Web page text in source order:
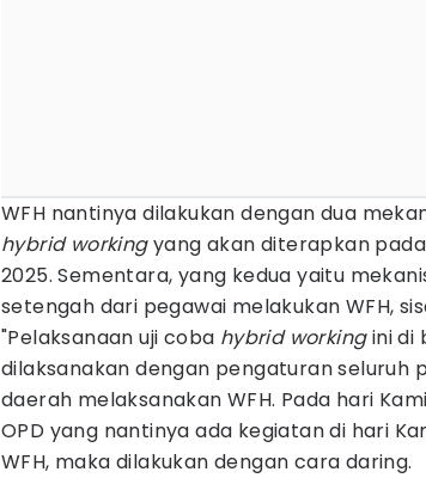
WFH nantinya dilakukan dengan dua
hybrid workingyang akan diterapkan
2025. Sementara, yang kedua yaitu
setengah dari pegawai melakukan WFH,
"Pelaksanaan uji coba hybrid workingini di
dilaksanakan dengan pengaturan seluruh
daerah melaksanakan WFH. Pada hari
OPD yang nantinya ada kegiatan di hari
WFH, maka dilakukan dengan cara daring.